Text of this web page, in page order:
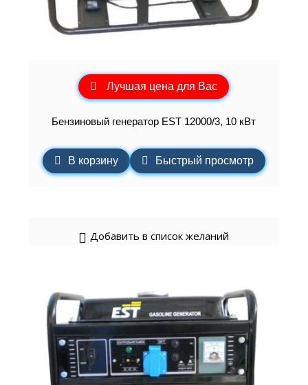
Лучшая цена для Вас
Бензиновый генератор EST 12000/3, 10 кВт
В корзину Быстрый просмотр
Добавить в список желаний